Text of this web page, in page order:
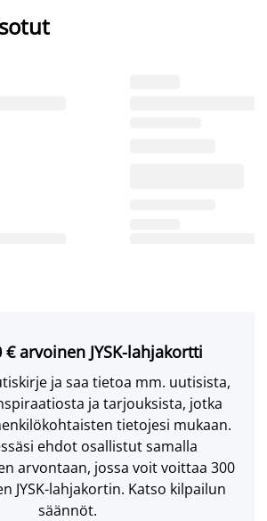
€ arvoinen JYSK-lahjakortti
ja saa tietoa mm. uutisista,
ja tarjouksista, jotka
tietojesi mukaan.
ehdot osallistut samalla
arvontaan, jossa voit voittaa 300
JYSK-lahjakortin. Katso kilpailun
säännöt.